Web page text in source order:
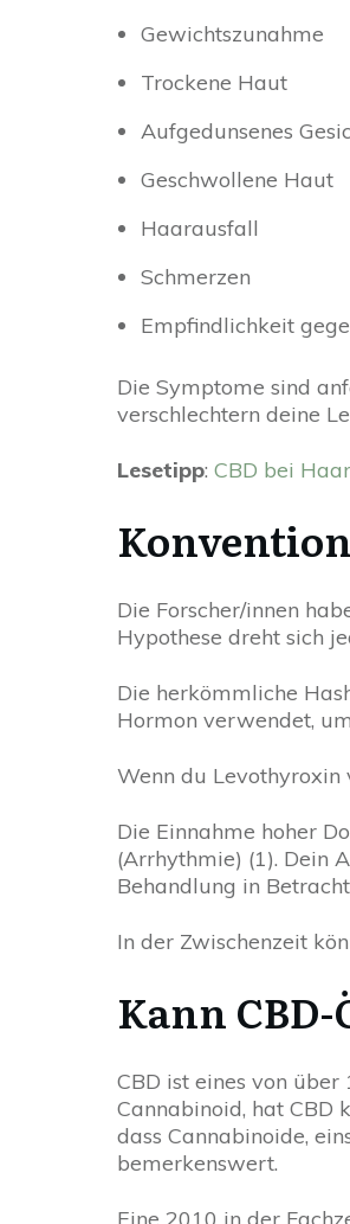
Gewichtszunahme
Trockene Haut
Aufgedunsenes
Geschwollene Haut
Haarausfall
Schmerzen
Empfindlichkeit
Die Symptome sind
verschlechtern deine
Lesetipp: CBD bei
Die Forscher/innen
Hypothese dreht sich
Die herkömmliche
Hormon verwendet,
Wenn du Levothyroxin
Die Einnahme hoher
(Arrhythmie) (1). Dein
Behandlung in
In der Zwischenzeit
Kann
CBD ist eines von
Cannabinoid, hat CBD
dass Cannabinoide,
bemerkenswert.